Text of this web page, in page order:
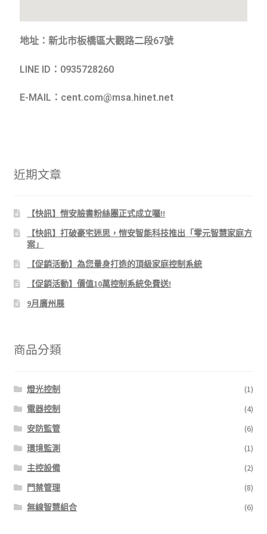
品牌緣起
地址：新北市板橋區大觀路二段67號
LINE ID：0935728260
E-MAIL：cent.com@msa.hinet.net
近期文章
【快訊】愷安臉書粉絲團正式成立囉!!
【快訊】打破豪宅迷思，愷安智能科技推出「零元智慧家庭方
案」
【促銷活動】為您量身打造的頂級家庭控制系統
【促銷活動】價值10萬控制系統免費送!
9月廣州展
商品分類
燈光控制
(1)
電器控制
(4)
安防監管
(6)
環境監測
(1)
主控設備
(2)
門禁管理
(8)
無線智慧組合
(6)